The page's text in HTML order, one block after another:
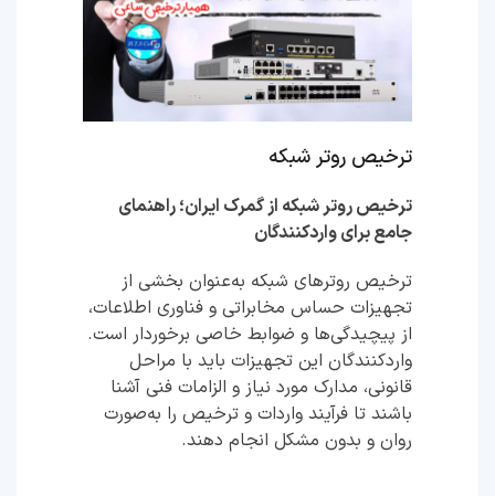
ترخیص روتر شبکه
ترخیص روتر شبکه از گمرک ایران؛ راهنمای
جامع برای واردکنندگان
ترخیص روترهای شبکه به‌عنوان بخشی از
تجهیزات حساس مخابراتی و فناوری اطلاعات،
از پیچیدگی‌ها و ضوابط خاصی برخوردار است.
واردکنندگان این تجهیزات باید با مراحل
قانونی، مدارک مورد نیاز و الزامات فنی آشنا
باشند تا فرآیند واردات و ترخیص را به‌صورت
روان و بدون مشکل انجام دهند.